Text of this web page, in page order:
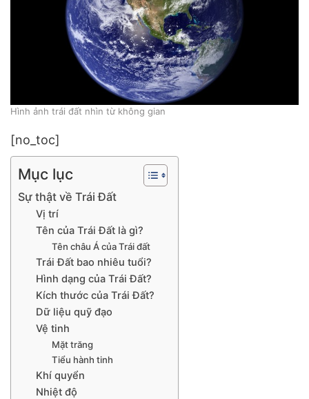
Hình ảnh trái đất nhìn từ không gian
[no_toc]
Mục lục
Sự thật về Trái Đất
Vị trí
Tên của Trái Đất là gì?
Tên châu Á của Trái đất
Trái Đất bao nhiêu tuổi?
Hình dạng của Trái Đất?
Kích thước của Trái Đất?
Dữ liệu quỹ đạo
Vệ tinh
Mặt trăng
Tiểu hành tinh
Khí quyển
Nhiệt độ